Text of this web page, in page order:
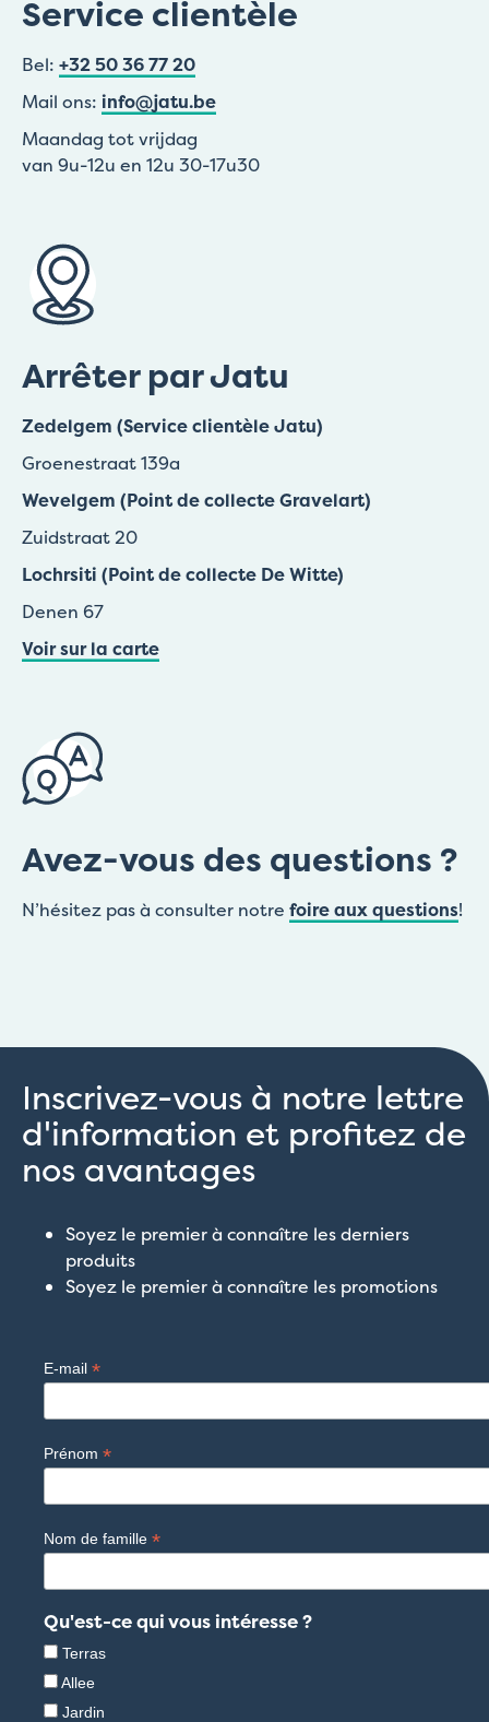
Service clientèle
Bel: +32 50 36 77 20
Mail ons: info@jatu.be
Maandag tot vrijdag
van 9u-12u en 12u 30-17u30
Arrêter par Jatu
Zedelgem (Service clientèle Jatu)
Groenestraat 139a
Wevelgem (Point de collecte Gravelart)
Zuidstraat 20
Lochrsiti (Point de collecte De Witte)
Denen 67
Voir sur la carte
Avez-vous des questions ?
N’hésitez pas à consulter notre foire aux questions!
Inscrivez-vous à notre lettre
d'information et profitez de
nos avantages
Soyez le premier à connaître les derniers
produits
Soyez le premier à connaître les promotions
E-mail *
Prénom *
Nom de famille *
Qu'est-ce qui vous intéresse ?
Terras
Allee
Jardin